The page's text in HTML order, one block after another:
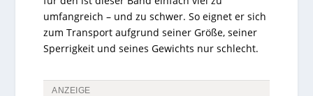
umfangreich – und zu schwer. So eignet er sich
zum Transport aufgrund seiner Größe, seiner
Sperrigkeit und seines Gewichts nur schlecht.
ANZEIGE